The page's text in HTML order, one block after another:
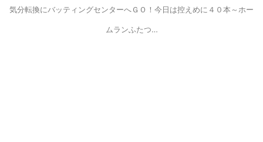
気分転換にバッティングセンターへＧＯ！今日は控えめに４０本～ホー
ムランふたつ…